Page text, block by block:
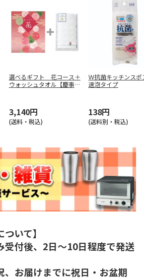
選べるギフト 花コース＋
ウォッシュタオル【慶事
3,140円
(送料・税込)
Ｗ抗菌キッチンス
速泡タイプ
138円
(送料別・税込)
いて】
付後、2日～10日程度で発送
お届けまでに祝日・お盆期